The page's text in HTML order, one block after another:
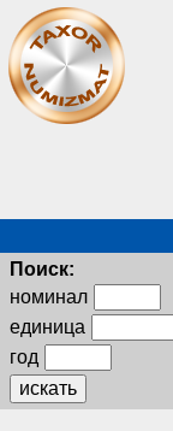
Поиск:
номинал
единица
год
искать